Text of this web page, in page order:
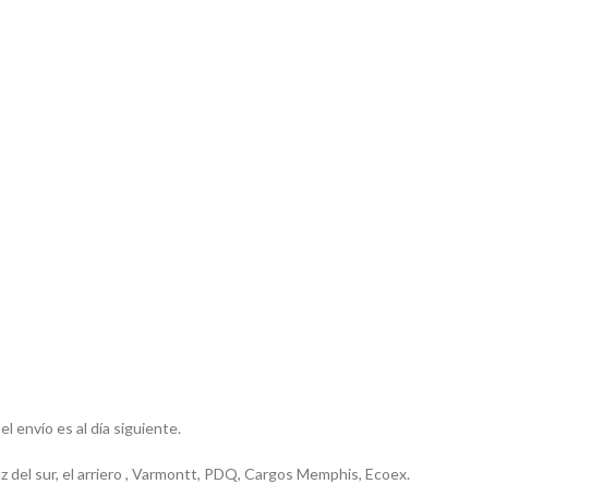
envío es al día siguiente.
del sur, el arriero , Varmontt, PDQ, Cargos Memphis, Ecoex.